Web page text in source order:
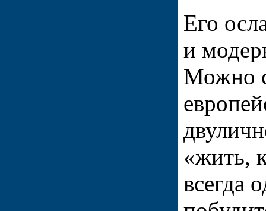
Его
и
Можно
«жить,
всегда